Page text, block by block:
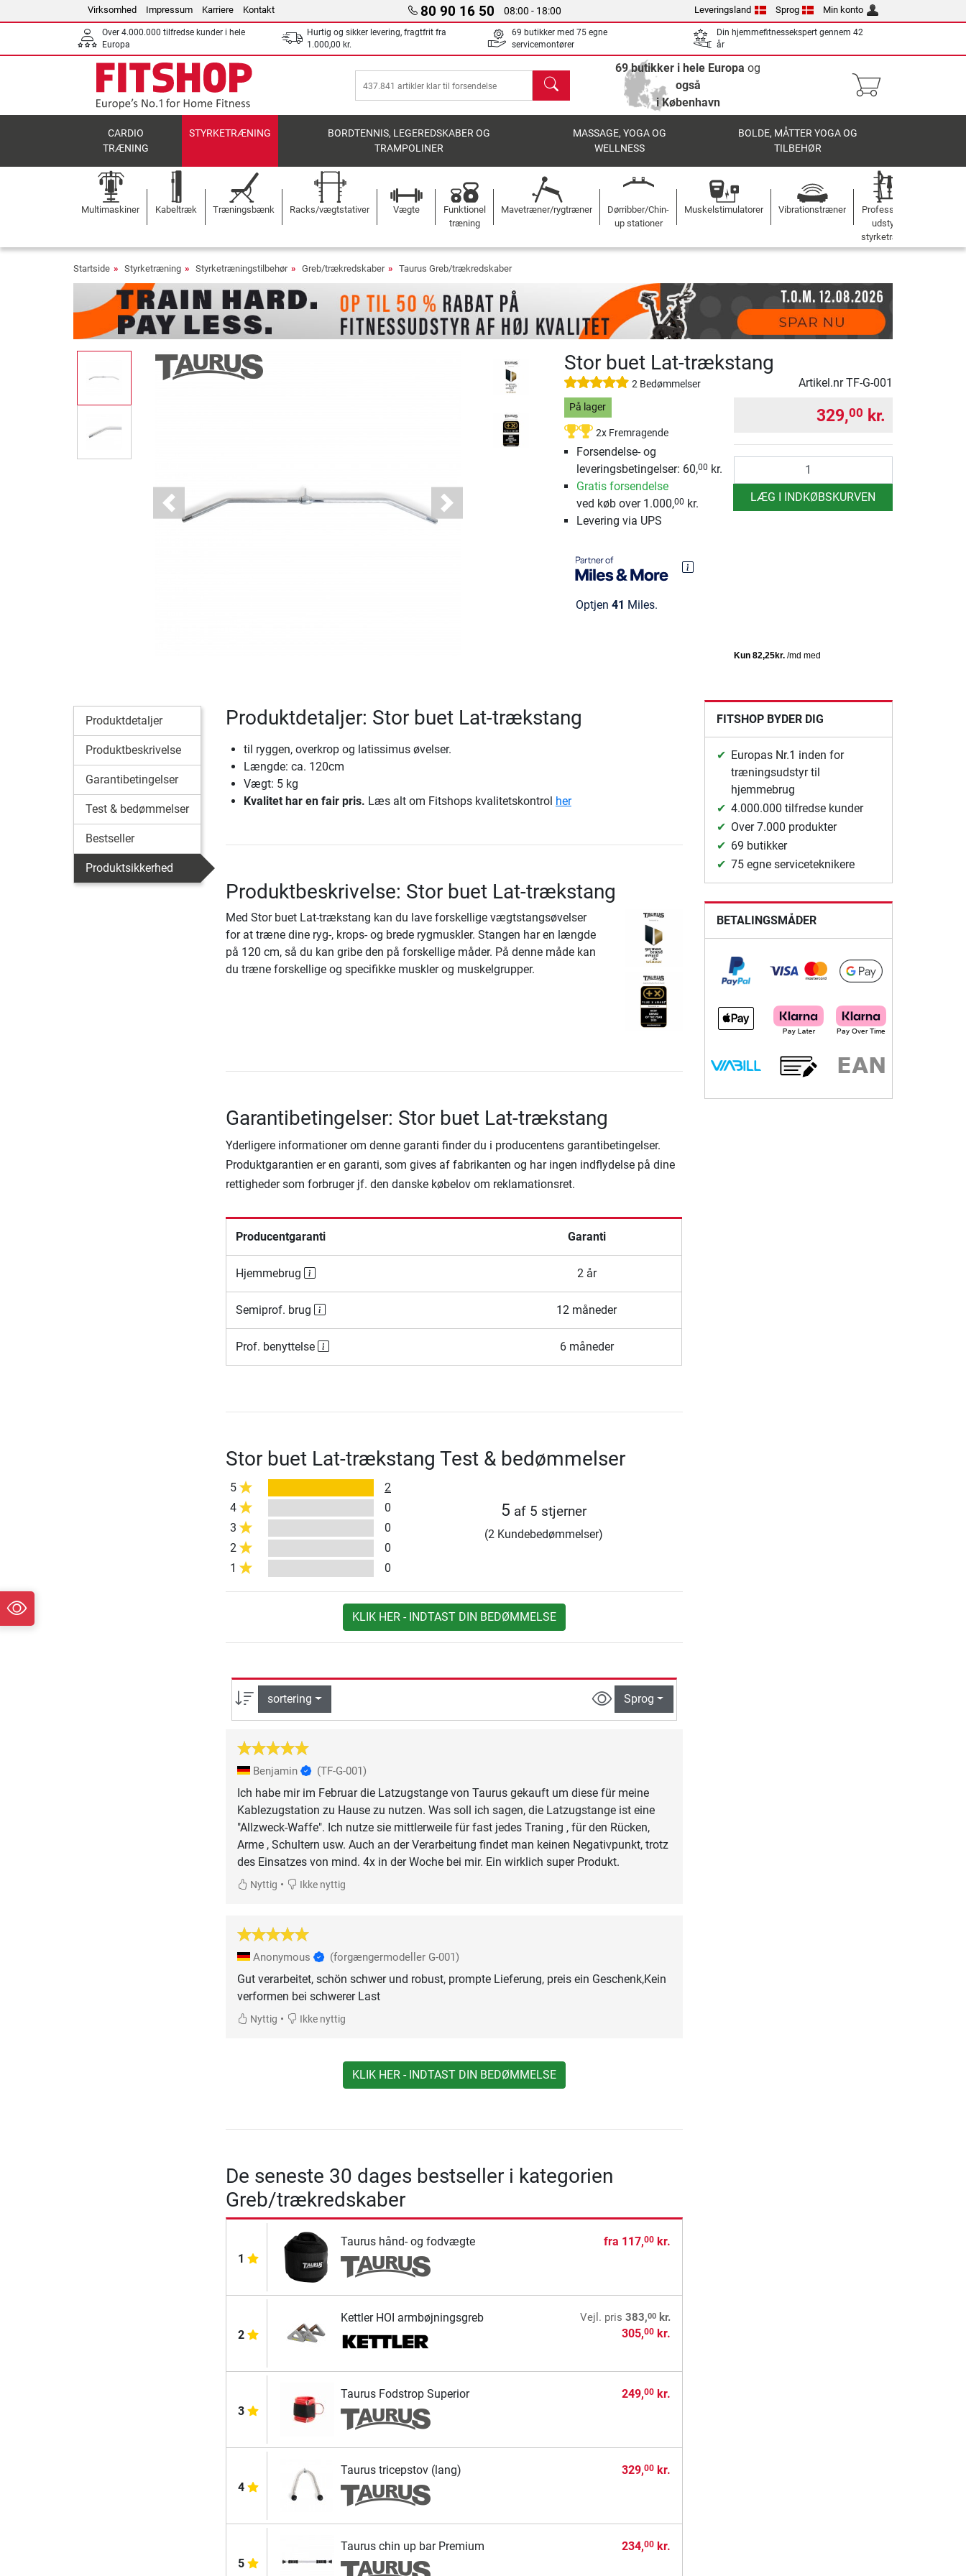
Virksomhed Impressum Karriere Kontakt 80 90 16 50 08:00 - 18:00 Leveringsland Sprog Min konto
Over 4.000.000 tilfredse kunder i hele
Europa
Hurtig og sikker levering, fragtfrit fra
1.000,00 kr.
69 butikker med 75 egne
servicemontører
Din hjemmefitnessekspert gennem 42
år
søg
69 butikker i hele Europa og
også
i København
CARDIO
TRÆNING
STYRKETRÆNING
BORDTENNIS, LEGEREDSKABER OG
TRAMPOLINER
MASSAGE, YOGA OG
WELLNESS
BOLDE, MÅTTER YOGA OG
TILBEHØR
Multimaskiner Kabeltræk Træningsbænk Racks/vægtstativer Vægte
Funktionel
træning
Mavetræner/rygtræner
Dørribber/Chin-
up stationer
Muskelstimulatorer Vibrationstræner
Professionelt
udstyr til
styrketræning
Startside Styrketræning Styrketræningstilbehør Greb/trækredskaber Taurus Greb/trækredskaber
Previous Next
Stor buet Lat-trækstang
2 Bedømmelser Artikel.nrTF-G-001
På lager
2x Fremragende
Forsendelse- og
leveringsbetingelser: 60,00 kr.
Gratis forsendelse
ved køb over 1.000,00 kr.
Levering via UPS
Optjen 41 Miles.
329,00 kr.
LÆG I INDKØBSKURVEN
Produktdetaljer
Produktbeskrivelse
Garantibetingelser
Test & bedømmelser
Bestseller
Produktsikkerhed
Produktdetaljer: Stor buet Lat-trækstang
til ryggen, overkrop og latissimus øvelser.
Længde: ca. 120cm
Vægt: 5 kg
Kvalitet har en fair pris. Læs alt om Fitshops kvalitetskontrol her
Produktbeskrivelse: Stor buet Lat-trækstang
Med Stor buet Lat-trækstang kan du lave forskellige vægtstangsøvelser
for at træne dine ryg-, krops- og brede rygmuskler. Stangen har en længde
på 120 cm, så du kan gribe den på forskellige måder. På denne måde kan
du træne forskellige og specifikke muskler og muskelgrupper.
Garantibetingelser: Stor buet Lat-trækstang
Yderligere informationer om denne garanti finder du i producentens garantibetingelser.
Produktgarantien er en garanti, som gives af fabrikanten og har ingen indflydelse på dine
rettigheder som forbruger jf. den danske købelov om reklamationsret.
Producentgaranti Garanti
Hjemmebrug 2 år
Semiprof. brug 12 måneder
Prof. benyttelse 6 måneder
Stor buet Lat-trækstang Test & bedømmelser
5
2
4
0
3
0
2
0
1
0
5 af 5 stjerner
(2 Kundebedømmelser)
KLIK HER - INDTAST DIN BEDØMMELSE
sortering Sprog
Benjamin (TF-G-001)
Ich habe mir im Februar die Latzugstange von Taurus gekauft um diese für meine
Kablezugstation zu Hause zu nutzen. Was soll ich sagen, die Latzugstange ist eine
"Allzweck-Waffe". Ich nutze sie mittlerweile für fast jedes Traning , für den Rücken,
Arme , Schultern usw. Auch an der Verarbeitung findet man keinen Negativpunkt, trotz
des Einsatzes von mind. 4x in der Woche bei mir. Ein wirklich super Produkt.
Nyttig • Ikke nyttig
Anonymous (forgængermodeller G-001)
Gut verarbeitet, schön schwer und robust, prompte Lieferung, preis ein Geschenk,Kein
verformen bei schwerer Last
Nyttig • Ikke nyttig
KLIK HER - INDTAST DIN BEDØMMELSE
De seneste 30 dages bestseller i kategorien
Greb/trækredskaber
1
Taurus hånd- og fodvægte fra 117,00 kr.
2
Kettler HOI armbøjningsgreb Vejl. pris 383,00 kr.
305,00 kr.
3
Taurus Fodstrop Superior 249,00 kr.
4
Taurus tricepstov (lang) 329,00 kr.
5
Taurus chin up bar Premium 234,00 kr.
FITSHOP BYDER DIG
Europas Nr.1 inden for
træningsudstyr til
hjemmebrug
4.000.000 tilfredse kunder
Over 7.000 produkter
69 butikker
75 egne serviceteknikere
BETALINGSMÅDER